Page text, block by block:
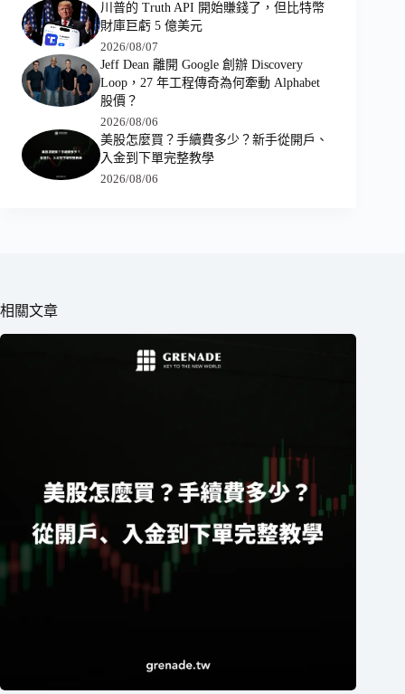
川普的 Truth API 開始賺錢了，但比特幣
財庫巨虧 5 億美元
2026/08/07
Jeff Dean 離開 Google 創辦 Discovery
Loop，27 年工程傳奇為何牽動 Alphabet
股價？
2026/08/06
美股怎麼買？手續費多少？新手從開戶、
入金到下單完整教學
2026/08/06
相關文章